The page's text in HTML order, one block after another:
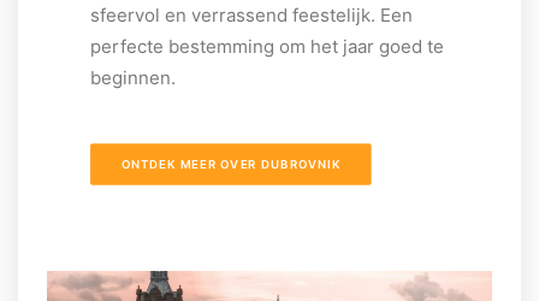
sfeervol en verrassend feestelijk. Een
perfecte bestemming om het jaar goed te
beginnen.
ONTDEK MEER OVER DUBROVNIK